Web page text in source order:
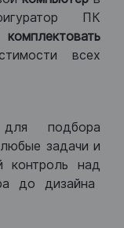
ПК
всех
подбора
задачи и
контроль над
до дизайна